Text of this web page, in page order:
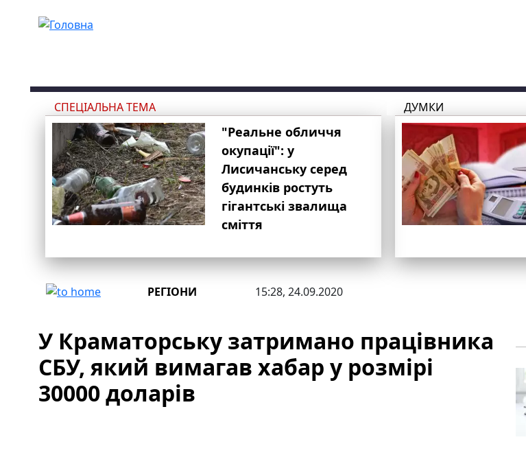
СПЕЦІАЛЬНА ТЕМА
"Реальне обличчя
окупації": у
Лисичанську серед
будинків ростуть
гігантські звалища
сміття
ДУМКИ
РЕГІОНИ 15:28, 24.09.2020
У Краматорську затримано працівника
СБУ, який вимагав хабар у розмірі
30000 доларів